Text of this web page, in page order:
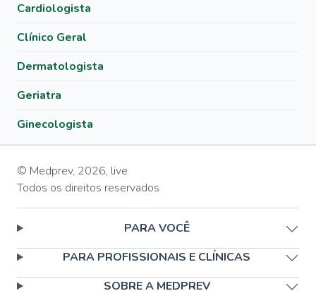
Cardiologista
Clínico Geral
Dermatologista
Geriatra
Ginecologista
© Medprev, 2026, live
Todos os direitos reservados
PARA VOCÊ
PARA PROFISSIONAIS E CLÍNICAS
SOBRE A MEDPREV